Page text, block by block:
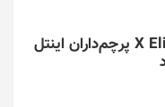
تراشه اسنپدراگون X Elite پرچم‌داران اینتل